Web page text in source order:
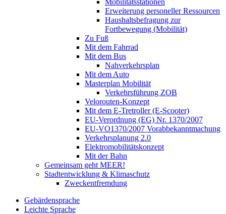
Mobilitätsstationen
Erweiterung personeller Ressourcen
Haushaltsbefragung zur
Fortbewegung (Mobilität)
Zu Fuß
Mit dem Fahrrad
Mit dem Bus
Nahverkehrsplan
Mit dem Auto
Masterplan Mobilität
Verkehrsführung ZOB
Velorouten-Konzept
Mit dem E-Tretroller (E-Scooter)
EU-Verordnung (EG) Nr. 1370/2007
EU-VO1370/2007 Vorabbekanntmachung
Verkehrsplanung 2.0
Elektromobilitätskonzept
Mit der Bahn
Gemeinsam geht MEER!
Stadtentwicklung & Klimaschutz
Zweckentfremdung
Gebärdensprache
Leichte Sprache